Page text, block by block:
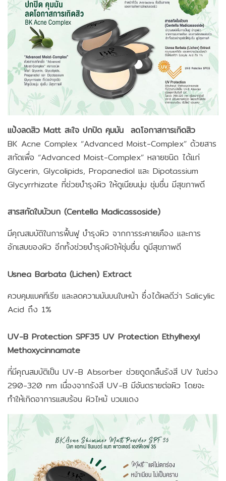
แป้งลดสิว Matt สะใจ ปกปิด คุมมัน ลดโอกาสการเกิดสิว
BK Acne Complex “Advanced Moist-Complex” ด้วยสาร
สกัดเพื่อ “Advanced Moist-Complex” หลายชนิด ได้แก่
Glycerin, Glycolipids, Propanediol และ Dipotassium
Glycyrrhizate ที่ช่วยบำรุงผิว ให้ดูเนียนนุ่ม ชุ่มชื่น มีสุขภาพดี
สารสกัดใบบัวบก (Centella Madicassoside)
มีคุณสมบัติในการฟื้นฟู บำรุงผิว จากการระคายเคือง และการ
อักเสบของผิว อีกทั้งช่วยบำรุงผิวให้ชุ่มชื่น ดูมีสุขภาพดี
Usnea Barbata (Lichen) Extract
ควบคุมเเบคทีเรีย เเละลดความมันบนใบหน้า ซึ่งได้ผลดีว่า Salicylic
Acid ถึง 1%
UV-B Protection SPF35 UV Protection Ethylhexyl
Methoxycinnamate
ที่มีคุณสมบัติเป็น UV-B Absorber ช่วยดูดกลืนรังสี UV ในช่วง
290-320 nm เนื่องจากรังสี UV-B มีอันตรายต่อผิว โดยจะ
ทำให้เกิดอาการแสบร้อน ผิวไหม้ บวมแดง